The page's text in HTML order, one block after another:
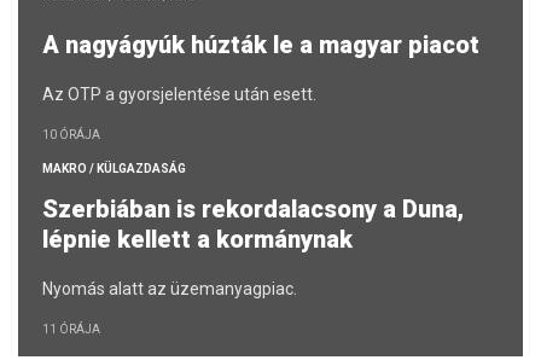
A nagyágyúk húzták le a magyar piacot
Az OTP a gyorsjelentése után esett.
10 ÓRÁJA
MAKRO / KÜLGAZDASÁG
Szerbiában is rekordalacsony a Duna,
lépnie kellett a kormánynak
Nyomás alatt az üzemanyagpiac.
11 ÓRÁJA